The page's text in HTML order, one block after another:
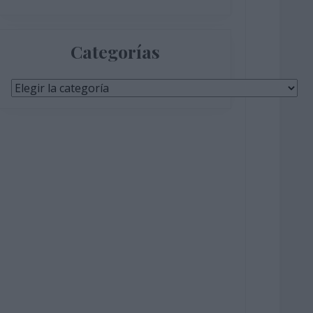
Categorías
Categorías